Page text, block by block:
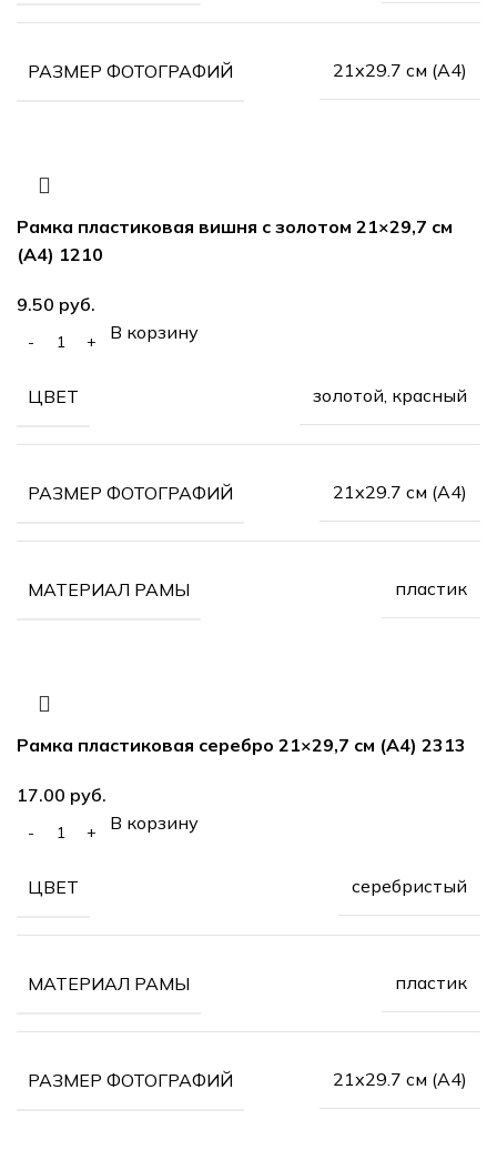
РАЗМЕР ФОТОГРАФИЙ 21х29.7 см (А4)
Рамка пластиковая вишня с золотом 21×29,7 см
(А4) 1210
руб.
В корзину
ЦВЕТ золотой, красный
РАЗМЕР ФОТОГРАФИЙ 21х29.7 см (А4)
МАТЕРИАЛ РАМЫ пластик
Рамка пластиковая серебро 21×29,7 см (А4) 2313
руб.
В корзину
ЦВЕТ серебристый
МАТЕРИАЛ РАМЫ пластик
РАЗМЕР ФОТОГРАФИЙ 21х29.7 см (А4)